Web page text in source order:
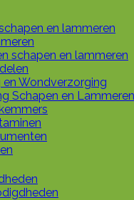
en lammeren
schapen en lammeren
Wondverzorging
Schapen en Lammeren